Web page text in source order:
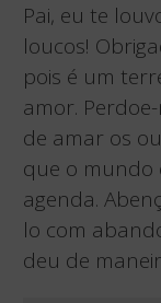
Pai, eu te
loucos!
pois é um
amor.
de amar os
que o mundo
agenda.
lo com
deu de